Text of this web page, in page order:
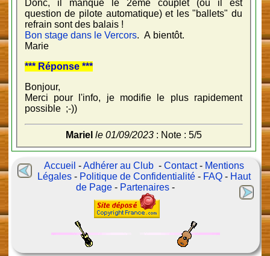
Donc, il manque le 2ème couplet (où il est
question de pilote automatique) et les "ballets" du
refrain sont des balais !
Bon stage dans le Vercors. A bientôt.
Marie
*** Réponse ***
Bonjour,
Merci pour l'info, je modifie le plus rapidement
possible ;-))
Mariel le 01/09/2023: Note : 5/5
Accueil -Adhérer au Club -Contact- Mentions
Légales - Politique de Confidentialité - FAQ - Haut
de Page - Partenaires -